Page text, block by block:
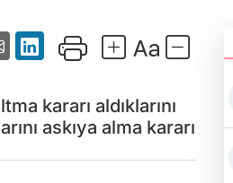
kararı aldıklarını
askıya alma kararı